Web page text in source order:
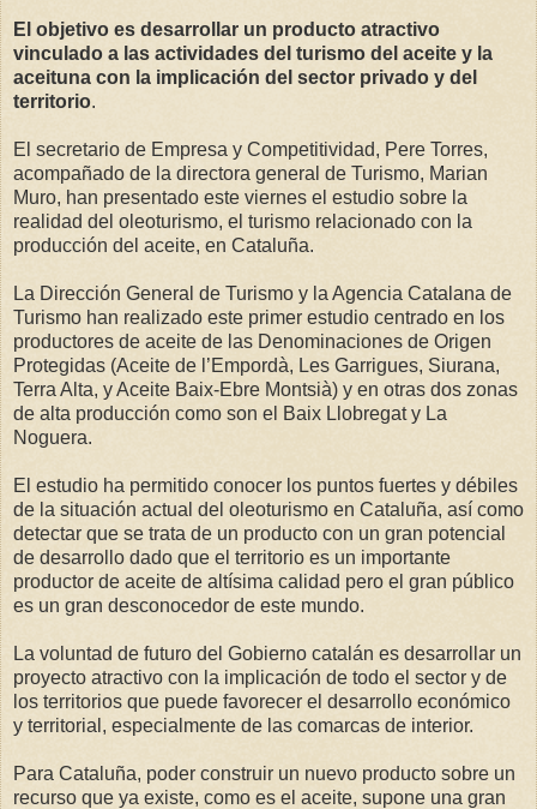
El objetivo es desarrollar un producto atractivo
vinculado a las actividades del turismo del aceite y la
aceituna con la implicación del sector privado y del
territorio.
El secretario de Empresa y Competitividad, Pere Torres,
acompañado de la directora general de Turismo, Marian
Muro, han presentado este viernes el estudio sobre la
realidad del oleoturismo, el turismo relacionado con la
producción del aceite, en Cataluña.
La Dirección General de Turismo y la Agencia Catalana de
Turismo han realizado este primer estudio centrado en los
productores de aceite de las Denominaciones de Origen
Protegidas (Aceite de l’Empordà, Les Garrigues, Siurana,
Terra Alta, y Aceite Baix-Ebre Montsià) y en otras dos zonas
de alta producción como son el Baix Llobregat y La
Noguera.
El estudio ha permitido conocer los puntos fuertes y débiles
de la situación actual del oleoturismo en Cataluña, así como
detectar que se trata de un producto con un gran potencial
de desarrollo dado que el territorio es un importante
productor de aceite de altísima calidad pero el gran público
es un gran desconocedor de este mundo.
La voluntad de futuro del Gobierno catalán es desarrollar un
proyecto atractivo con la implicación de todo el sector y de
los territorios que puede favorecer el desarrollo económico
y territorial, especialmente de las comarcas de interior.
Para Cataluña, poder construir un nuevo producto sobre un
recurso que ya existe, como es el aceite, supone una gran